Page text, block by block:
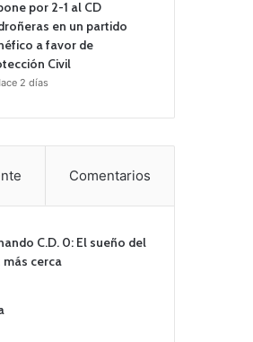
por 2-1 al CD
en un partido
a favor de
Civil
2 días
Comentarios
C.D. 0: El sueño del
cerca